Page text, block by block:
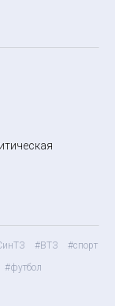
#ВТЗ
#спорт
#футбол